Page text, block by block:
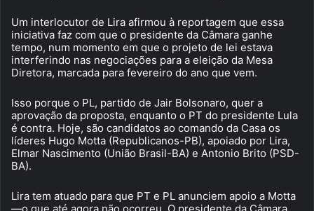
Um interlocutor de Lira afirmou à reportagem que essa
iniciativa faz com que o presidente da Câmara ganhe
tempo, num momento em que o projeto de lei estava
interferindo nas negociações para a eleição da Mesa
Diretora, marcada para fevereiro do ano que vem.
Isso porque o PL, partido de Jair Bolsonaro, quer a
aprovação da proposta, enquanto o PT do presidente Lula
é contra. Hoje, são candidatos ao comando da Casa os
líderes Hugo Motta (Republicanos-PB), apoiado por Lira,
Elmar Nascimento (União Brasil-BA) e Antonio Brito (PSD-
BA).
Lira tem atuado para que PT e PL anunciem apoio a Motta